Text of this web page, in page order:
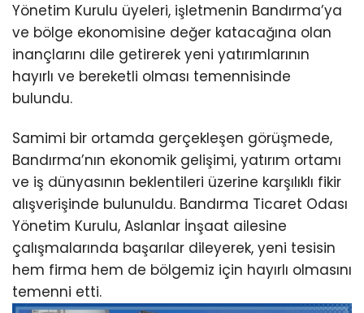
Yönetim Kurulu üyeleri, işletmenin Bandırma’ya
ve bölge ekonomisine değer katacağına olan
inançlarını dile getirerek yeni yatırımlarının
hayırlı ve bereketli olması temennisinde
bulundu.
Samimi bir ortamda gerçekleşen görüşmede,
Bandırma’nın ekonomik gelişimi, yatırım ortamı
ve iş dünyasının beklentileri üzerine karşılıklı fikir
alışverişinde bulunuldu. Bandırma Ticaret Odası
Yönetim Kurulu, Aslanlar İnşaat ailesine
çalışmalarında başarılar dileyerek, yeni tesisin
hem firma hem de bölgemiz için hayırlı olmasını
temenni etti.